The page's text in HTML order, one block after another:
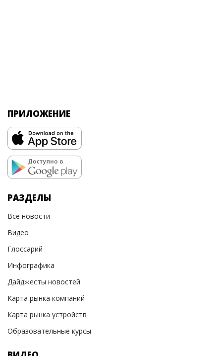
ПРИЛОЖЕНИЕ
РАЗДЕЛЫ
Все новости
Видео
Глоссарий
Инфографика
Дайджесты новостей
Карта рынка компаний
Карта рынка устройств
Образовательные курсы